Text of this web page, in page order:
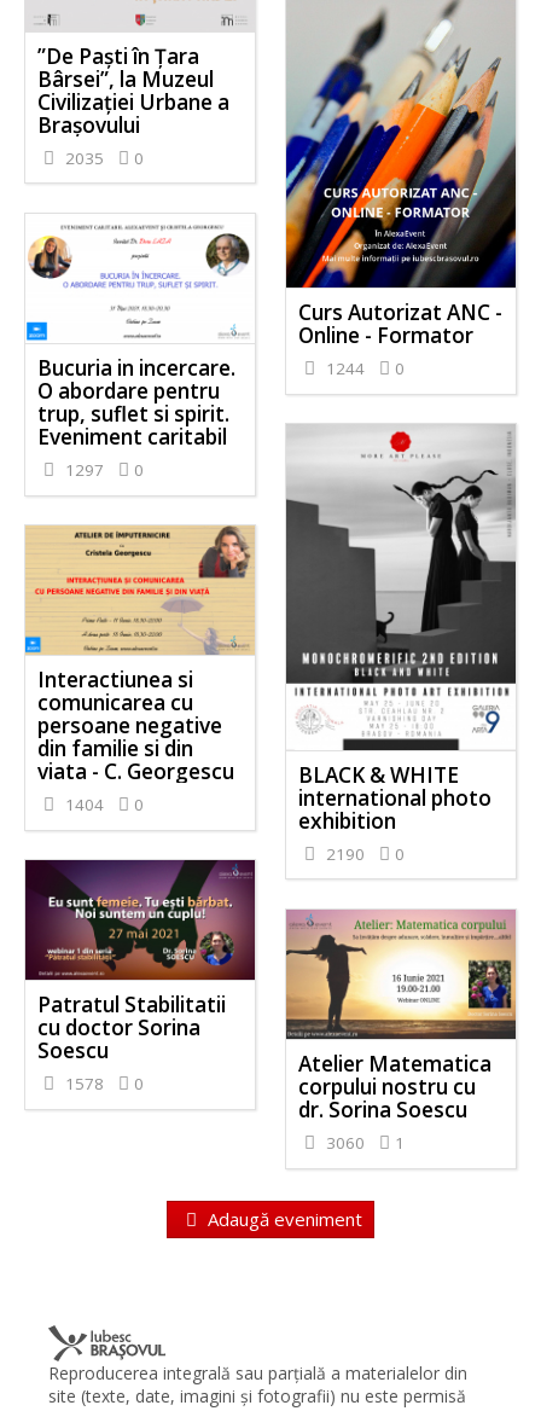
”De Paști în Țara
Bârsei”, la Muzeul
Civilizației Urbane a
Brașovului
2035 0
Curs Autorizat ANC -
Online - Formator
1244 0
Bucuria in incercare.
O abordare pentru
trup, suflet si spirit.
Eveniment caritabil
1297 0
BLACK & WHITE
international photo
exhibition
2190 0
Interactiunea si
comunicarea cu
persoane negative
din familie si din
viata - C. Georgescu
1404 0
Patratul Stabilitatii
cu doctor Sorina
Soescu
1578 0
Atelier Matematica
corpului nostru cu
dr. Sorina Soescu
3060 1
Adaugă eveniment
Reproducerea integrală sau parţială a materialelor din
site (texte, date, imagini şi fotografii) nu este permisă